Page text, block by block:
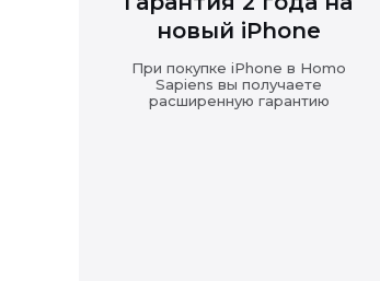
новый iPhone
При покупке iPhone в Homo
Sapiens вы получаете
расширенную гарантию